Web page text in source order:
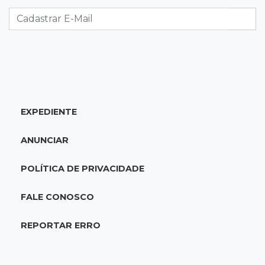
da falsa oferta de empréstimo
10:18Comércio exterior
alta das exportações
10:13 Arte com a escrita
Concurso de Poesias anuncia vencedores e
EXPEDIENTE
ANUNCIAR
POLÍTICA DE PRIVACIDADE
FALE CONOSCO
REPORTAR ERRO